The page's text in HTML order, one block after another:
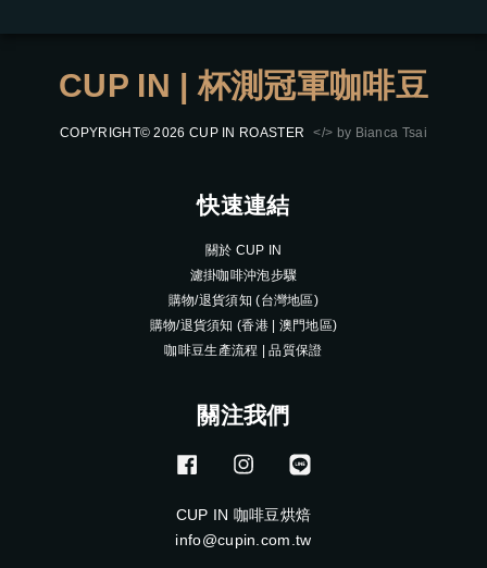
CUP IN | 杯測冠軍咖啡豆
COPYRIGHT© 2026 CUP IN ROASTER </> by Bianca Tsai
快速連結
關於 CUP IN
濾掛咖啡沖泡步驟
購物/退貨須知 (台灣地區)
購物/退貨須知 (香港 | 澳門地區)
咖啡豆生產流程 | 品質保證
關注我們
Facebook Instagram
CUP IN 咖啡豆烘焙
info@cupin.com.tw